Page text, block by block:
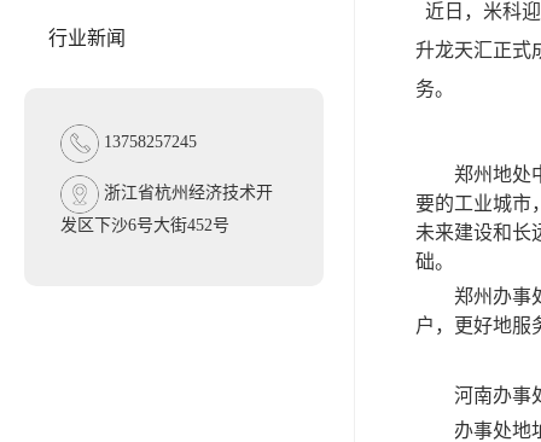
行业新闻
13758257245
浙江省杭州经济技术开
发区下沙6号大街452号
近日，米科
升龙天汇正式
务。
郑州地处
要的工业城市
未来建设和长
础。
郑州办事
户，更好地服
河南办事
办事处地